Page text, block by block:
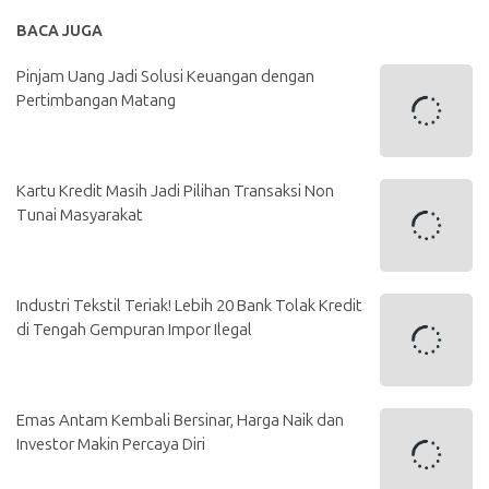
BACA JUGA
Pinjam Uang Jadi Solusi Keuangan dengan
Pertimbangan Matang
Kartu Kredit Masih Jadi Pilihan Transaksi Non
Tunai Masyarakat
Industri Tekstil Teriak! Lebih 20 Bank Tolak Kredit
di Tengah Gempuran Impor Ilegal
Emas Antam Kembali Bersinar, Harga Naik dan
Investor Makin Percaya Diri